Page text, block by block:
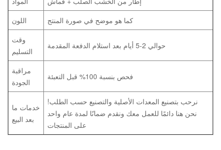
اللون
كما هو موضح في صورة المنتج
وقت
التسليم
حوالي 2-5 أيام بعد استلام الدفعة المقدمة
مراقبة
الجودة
فحص بنسبة 100% قبل التعبئة
خدمات ما
بعد البيع
نرحب بتصنيع المعدات الأصلية والتصنيع حسب الطلب!
نحن هنا دائمًا للعمل معك ونقدم ضمانًا لمدة عام واحد
على المنتجات